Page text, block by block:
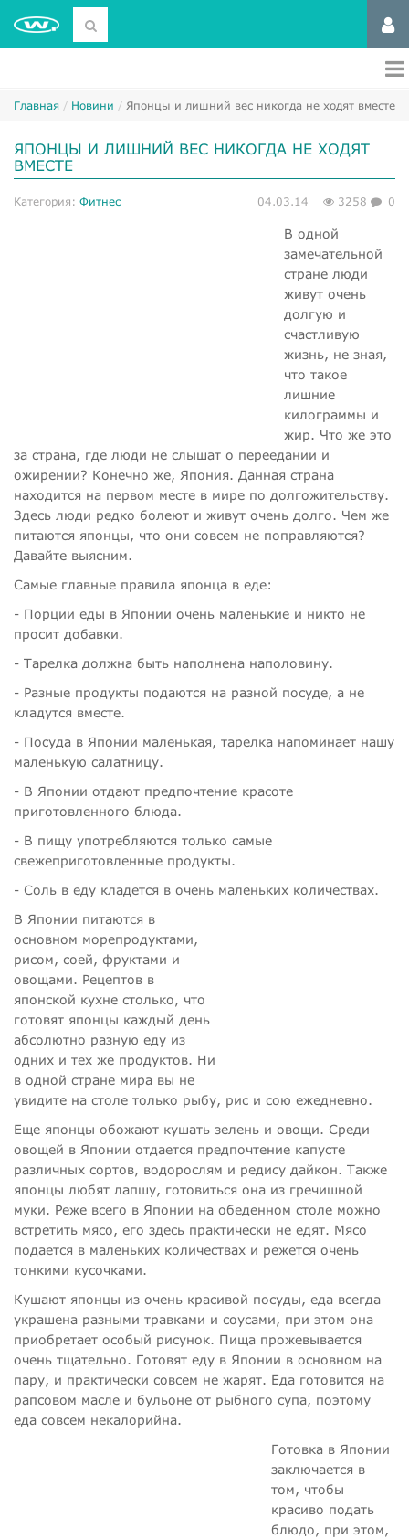
Главная Новини Японцы и лишний вес никогда не ходят вместе
ЯПОНЦЫ И ЛИШНИЙ ВЕС НИКОГДА НЕ ХОДЯТ
ВМЕСТЕ
Категория: Фитнес 04.03.14 3258 0
В одной
замечательной
стране люди
живут очень
долгую и
счастливую
жизнь, не зная,
что такое
лишние
килограммы и
жир. Что же это
за страна, где люди не слышат о переедании и
ожирении? Конечно же, Япония. Данная страна
находится на первом месте в мире по долгожительству.
Здесь люди редко болеют и живут очень долго. Чем же
питаются японцы, что они совсем не поправляются?
Давайте выясним.
Самые главные правила японца в еде:
- Порции еды в Японии очень маленькие и никто не
просит добавки.
- Тарелка должна быть наполнена наполовину.
- Разные продукты подаются на разной посуде, а не
кладутся вместе.
- Посуда в Японии маленькая, тарелка напоминает нашу
маленькую салатницу.
- В Японии отдают предпочтение красоте
приготовленного блюда.
- В пищу употребляются только самые
свежеприготовленные продукты.
- Соль в еду кладется в очень маленьких количествах.
В Японии питаются в
основном морепродуктами,
рисом, соей, фруктами и
овощами. Рецептов в
японской кухне столько, что
готовят японцы каждый день
абсолютно разную еду из
одних и тех же продуктов. Ни
в одной стране мира вы не
увидите на столе только рыбу, рис и сою ежедневно.
Еще японцы обожают кушать зелень и овощи. Среди
овощей в Японии отдается предпочтение капусте
различных сортов, водорослям и редису дайкон. Также
японцы любят лапшу, готовиться она из гречишной
муки. Реже всего в Японии на обеденном столе можно
встретить мясо, его здесь практически не едят. Мясо
подается в маленьких количествах и режется очень
тонкими кусочками.
Кушают японцы из очень красивой посуды, еда всегда
украшена разными травками и соусами, при этом она
приобретает особый рисунок. Пища прожевывается
очень тщательно. Готовят еду в Японии в основном на
пару, и практически совсем не жарят. Еда готовится на
рапсовом масле и бульоне от рыбного супа, поэтому
еда совсем некалорийна.
Готовка в Японии
заключается в
том, чтобы
красиво подать
блюдо, при этом,